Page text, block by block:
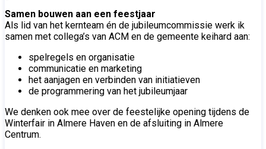
Samen bouwen aan een feestjaar
Als lid van het kernteam én de jubileumcommissie werk ik
samen met collega’s van ACM en de gemeente keihard aan:
spelregels en organisatie
communicatie en marketing
het aanjagen en verbinden van initiatieven
de programmering van het jubileumjaar
We denken ook mee over de feestelijke opening tijdens de
Winterfair in Almere Haven en de afsluiting in Almere
Centrum.